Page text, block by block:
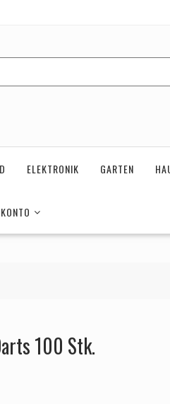
ELEKTRONIK GARTEN
100 Stk.